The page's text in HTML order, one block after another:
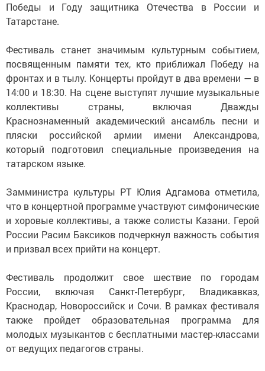
Победы и Году защитника Отечества в России и
Татарстане.
Фестиваль станет значимым культурным событием,
посвященным памяти тех, кто приближал Победу на
фронтах и в тылу. Концерты пройдут в два времени — в
14:00 и 18:30. На сцене выступят лучшие музыкальные
коллективы страны, включая Дважды
Краснознаменный академический ансамбль песни и
пляски российской армии имени Александрова,
который подготовил специальные произведения на
татарском языке.
Замминистра культуры РТ Юлия Адгамова отметила,
что в концертной программе участвуют симфонические
и хоровые коллективы, а также солисты Казани. Герой
России Расим Баксиков подчеркнул важность события
и призвал всех прийти на концерт.
Фестиваль продолжит свое шествие по городам
России, включая Санкт-Петербург, Владикавказ,
Краснодар, Новороссийск и Сочи. В рамках фестиваля
также пройдет образовательная программа для
молодых музыкантов с бесплатными мастер-классами
от ведущих педагогов страны.